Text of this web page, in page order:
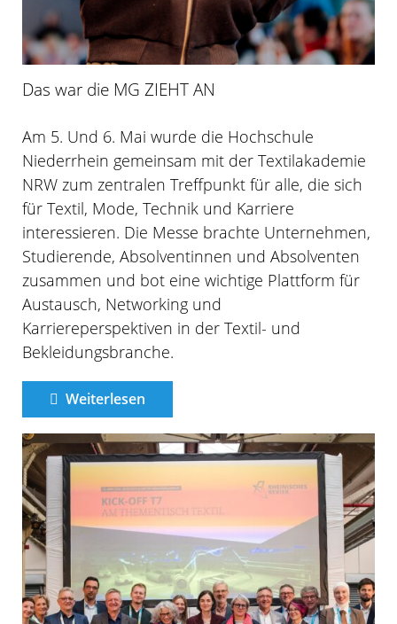
Das war die MG ZIEHT AN
Am 5. Und 6. Mai wurde die Hochschule
Niederrhein gemeinsam mit der Textilakademie
NRW zum zentralen Treffpunkt für alle, die sich
für Textil, Mode, Technik und Karriere
interessieren. Die Messe brachte Unternehmen,
Studierende, Absolventinnen und Absolventen
zusammen und bot eine wichtige Plattform für
Austausch, Networking und
Karriereperspektiven in der Textil- und
Bekleidungsbranche.
Weiterlesen